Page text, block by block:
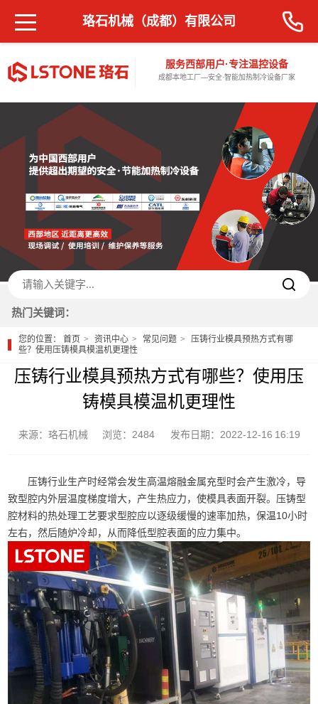
服务西部用户·专注温控设备
成都本地工厂—安全·智能加热制冷设备厂家
珞石机械（成都）有限公司
热门关键词：
您的位置：首页 资讯中心 常见问题
压铸行业模具预热方式有哪
些？使用压铸模具模温机更理性
压铸行业模具预热方式有哪些？使用压
铸模具模温机更理性
来源：珞石机械 浏览：2484 发布日期：2022-12-16 16:19
压铸行业生产时经常会发生高温熔融金属充型时会产生激冷，导
致型腔内外层温度梯度增大，产生热应力，使模具表面开裂。压铸型
腔材料的热处理工艺要求型腔应以逐级缓慢的速率加热，保温10小时
左右，然后随炉冷却，从而降低型腔表面的应力集中。